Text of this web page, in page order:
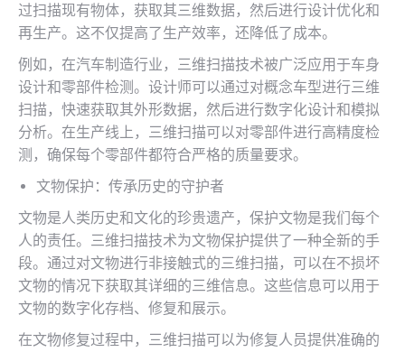
过扫描现有物体，获取其三维数据，然后进行设计优化和
再生产。这不仅提高了生产效率，还降低了成本。
例如，在汽车制造行业，三维扫描技术被广泛应用于车身
设计和零部件检测。设计师可以通过对概念车型进行三维
扫描，快速获取其外形数据，然后进行数字化设计和模拟
分析。在生产线上，三维扫描可以对零部件进行高精度检
测，确保每个零部件都符合严格的质量要求。
文物保护：传承历史的守护者
文物是人类历史和文化的珍贵遗产，保护文物是我们每个
人的责任。三维扫描技术为文物保护提供了一种全新的手
段。通过对文物进行非接触式的三维扫描，可以在不损坏
文物的情况下获取其详细的三维信息。这些信息可以用于
文物的数字化存档、修复和展示。
在文物修复过程中，三维扫描可以为修复人员提供准确的